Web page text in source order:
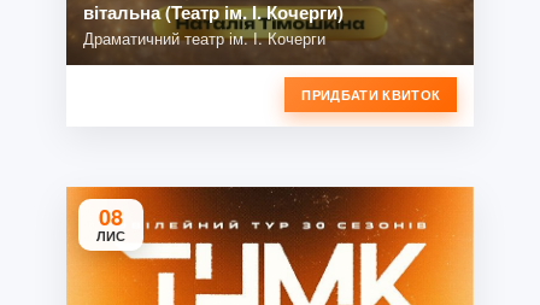
вітальна (Театр ім. І. Кочерги)
Драматичний театр ім. І. Кочерги
ПРИДБАТИ КВИТОК
08
ЛИС